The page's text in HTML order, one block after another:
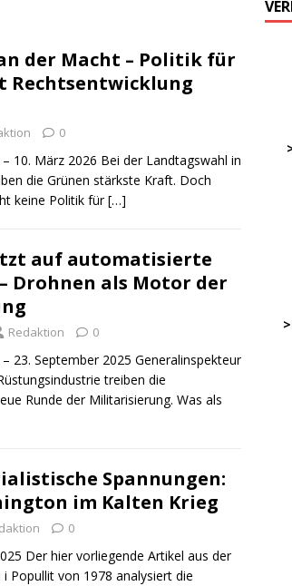
der Macht – Politik für
Rechtsentwicklung
0
10. März 2026 Bei der Landtagswahl in
die Grünen stärkste Kraft. Doch
keine Politik für[…]
auf automatisierte
Drohnen als Motor der
Redaktion 0
23. September 2025 Generalinspekteur
treiben die
Runde der Militarisierung. Was als
Spannungen:
im Kalten Krieg
0
Der hier vorliegende Artikel aus der
Popullit von 1978 analysiert die
>